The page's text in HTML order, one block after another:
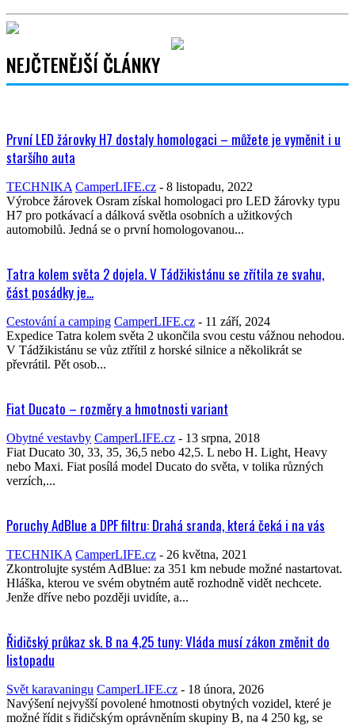
NEJČTENĚJŠÍ ČLÁNKY
První LED žárovky H7 dostaly homologaci – můžete je vyměnit i u
staršího auta
TECHNIKA CamperLIFE.cz - 8 listopadu, 2022
Výrobce žárovek Osram získal homologaci pro LED žárovky typu
H7 pro potkávací a dálková světla osobních a užitkových
automobilů. Jedná se o první homologovanou...
Tatra kolem světa 2 dojela. V Tádžikistánu se zřítila ze svahu,
část posádky je...
Cestování a camping CamperLIFE.cz - 11 září, 2024
Expedice Tatra kolem světa 2 ukončila svou cestu vážnou nehodou.
V Tádžikistánu se vůz ztřítil z horské silnice a několikrát se
převrátil. Pět osob...
Fiat Ducato – rozměry a hmotnosti variant
Obytné vestavby CamperLIFE.cz - 13 srpna, 2018
Fiat Ducato 30, 33, 35, 36,5 nebo 42,5. L nebo H. Light, Heavy
nebo Maxi. Fiat posílá model Ducato do světa, v tolika různých
verzích,...
Poruchy AdBlue a DPF filtru: Drahá sranda, která čeká i na vás
TECHNIKA CamperLIFE.cz - 26 května, 2021
Zkontrolujte systém AdBlue: za 351 km nebude možné nastartovat.
Hláška, kterou ve svém obytném autě rozhodně vidět nechcete.
Jenže dříve nebo později uvidíte, a...
Řidičský průkaz sk. B na 4,25 tuny: Vláda musí zákon změnit do
listopadu
Svět karavaningu CamperLIFE.cz - 18 února, 2026
Navýšení nejvyšší povolené hmotnosti obytných vozidel, které je
možné řídit s řidičským oprávněním skupiny B, na 4 250 kg, se